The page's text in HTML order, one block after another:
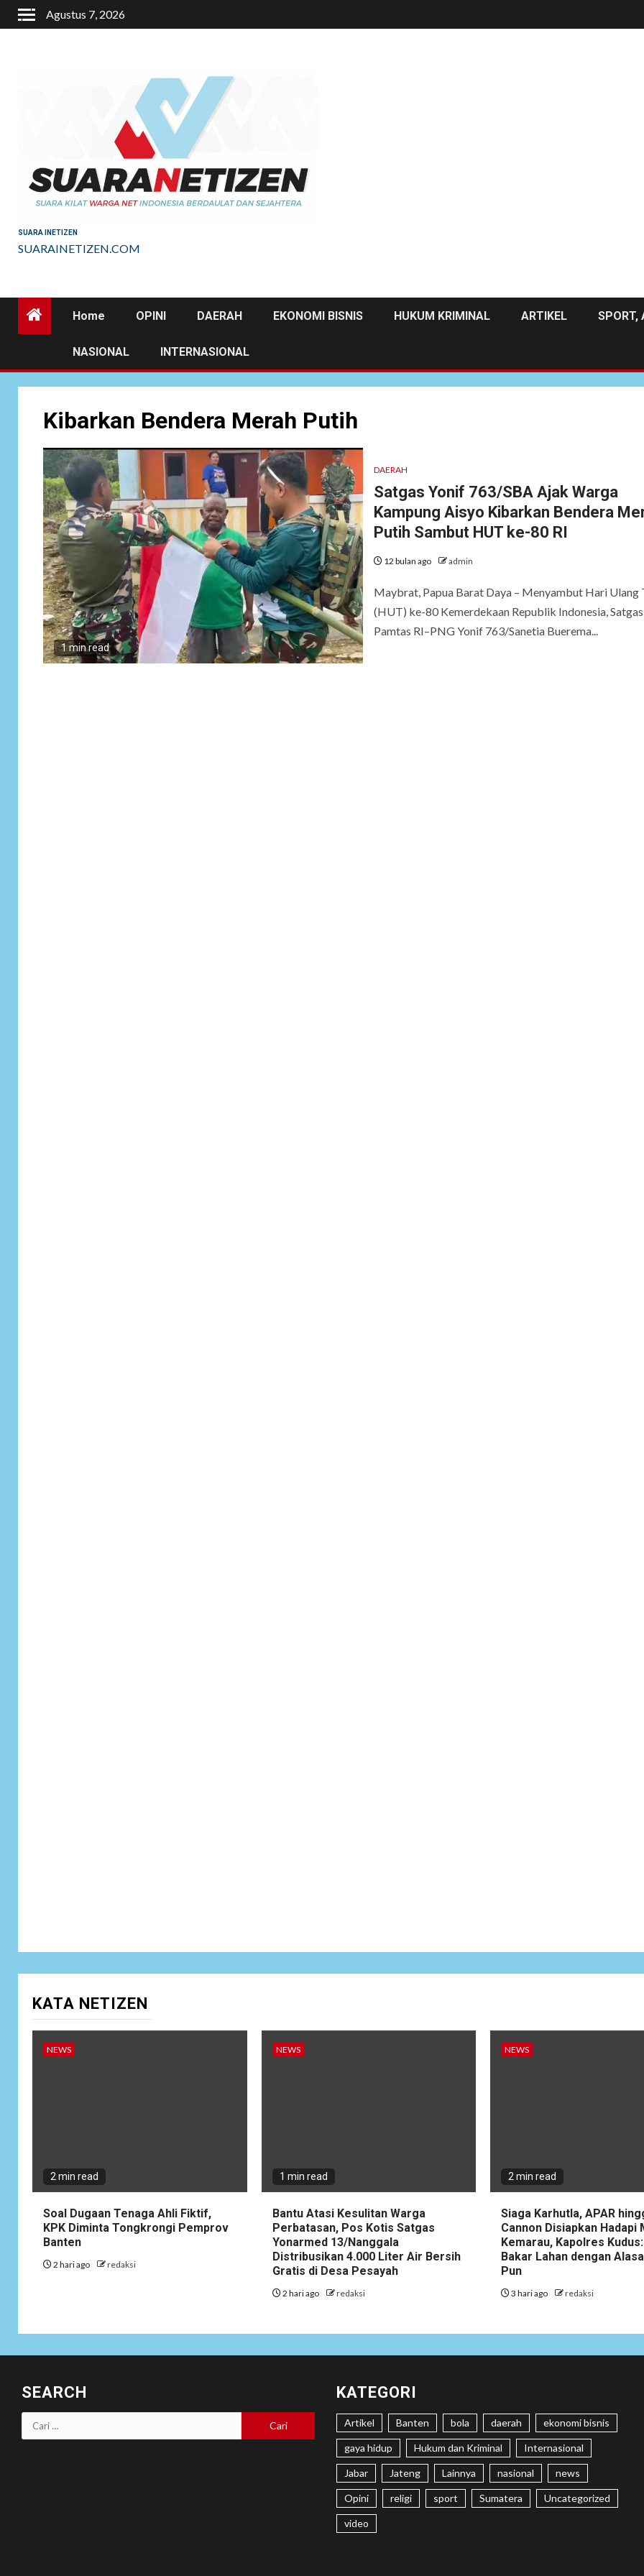
Skip
to
Agustus 7, 2026
SUARA INETIZEN
SUARAINETIZEN.COM
Home OPINI DAERAH EKONOMI BISNIS HUKUM KRIMINAL ARTIKEL SPORT,
NASIONAL INTERNASIONAL
Kibarkan Bendera Merah Putih
1 min read
DAERAH
Satgas Yonif 763/SBA Ajak Warga
Kampung Aisyo Kibarkan Bendera
Putih Sambut HUT ke-80 RI
12 bulan ago admin
Maybrat, Papua Barat Daya – Menyambut Hari Ulang
(HUT) ke-80 Kemerdekaan Republik Indonesia, Satgas
Pamtas RI–PNG Yonif 763/Sanetia Buerema...
KATA NETIZEN
NEWS
2 min read
Soal Dugaan Tenaga Ahli Fiktif,
KPK Diminta Tongkrongi Pemprov
Banten
2 hari ago redaksi
NEWS
1 min read
Bantu Atasi Kesulitan Warga
Perbatasan, Pos Kotis Satgas
Yonarmed 13/Nanggala
Distribusikan 4.000 Liter Air Bersih
Gratis di Desa Pesayah
2 hari ago redaksi
NEWS
2 min read
Siaga Karhutla, APAR
Cannon Disiapkan Hadapi
Kemarau, Kapolres
Bakar Lahan dengan
Pun
3 hari ago redaksi
SEARCH
Cari
untuk:
KATEGORI
Artikel Banten bola daerah ekonomi bisnis
gaya hidup Hukum dan Kriminal Internasional
Jabar Jateng Lainnya nasional news
Opini religi sport Sumatera Uncategorized
video